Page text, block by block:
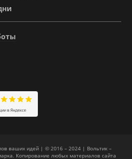
ваших идей | © 2016 – 2024 | Вольтик –
Копирование любых материалов сайта